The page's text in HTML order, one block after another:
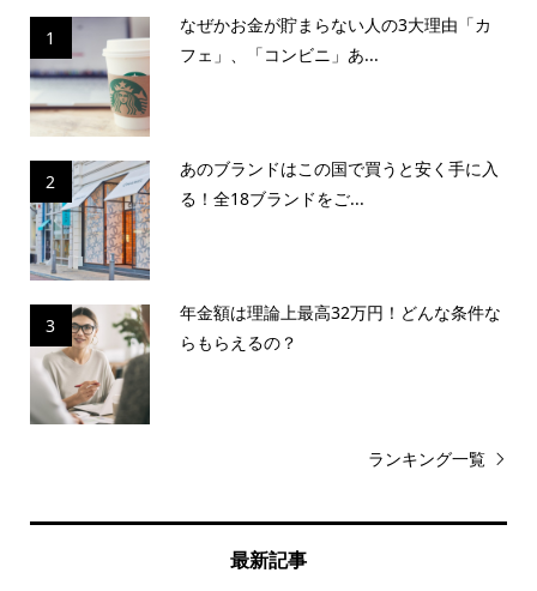
1
なぜかお金が貯まらない人の3大理由「カ
フェ」、「コンビニ」あ...
2
あのブランドはこの国で買うと安く手に入
る！全18ブランドをご...
3
年金額は理論上最高32万円！どんな条件な
らもらえるの？
ランキング一覧
最新記事